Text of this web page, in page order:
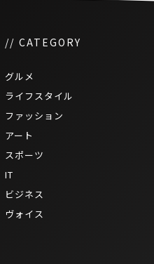
// CATEGORY
グルメ
ライフスタイル
ファッション
アート
スポーツ
IT
ビジネス
ヴォイス